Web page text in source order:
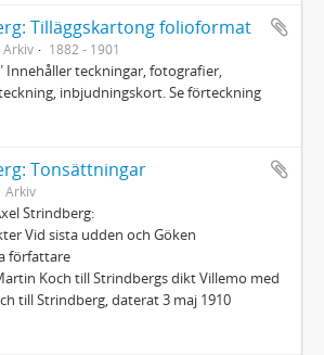
Tilläggskartong folioformat
Arkiv 1882 - 1901
Innehåller teckningar, fotografier,
inbjudningskort. Se förteckning
Tonsättningar
Arkiv
Strindberg:
Vid sista udden och Göken
författare
Koch till Strindbergs dikt Villemo med
till Strindberg, daterat 3 maj 1910